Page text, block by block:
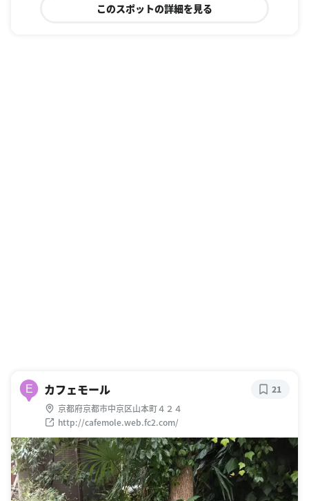
このスポットの詳細を見る
E カフェモール
京都府京都市中京区山本町４２４
http://cafemole.web.fc2.com/
21